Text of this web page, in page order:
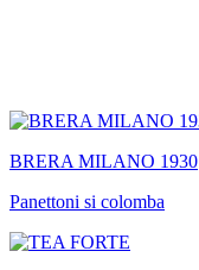
BRERA MILANO 1930
Panettoni si colomba